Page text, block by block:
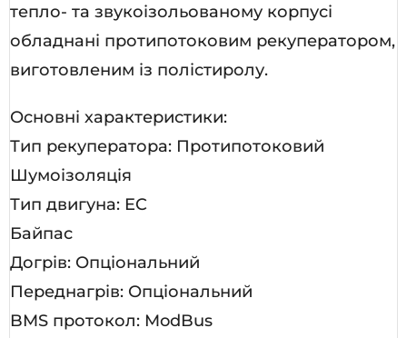
тепло- та звукоізольованому корпусі
обладнані протипотоковим рекуператором,
виготовленим із полістиролу.
Основні характеристики:
Тип рекуператора: Протипотоковий
Шумоізоляція
Тип двигуна: EC
Байпас
Догрів: Опціональний
Переднагрів: Опціональний
BMS протокол: ModBus